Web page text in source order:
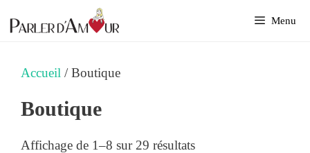
au
Menu
Accueil / Boutique
Boutique
Affichage de 1–8 sur 29 résultats